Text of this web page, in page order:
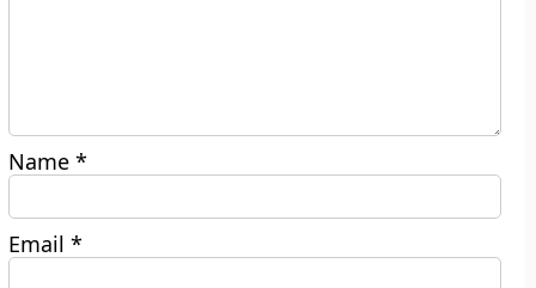
Name*
Email*